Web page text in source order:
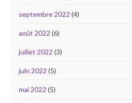
septembre 2022 (4)
août 2022 (6)
juillet 2022 (3)
juin 2022 (5)
mai 2022 (5)